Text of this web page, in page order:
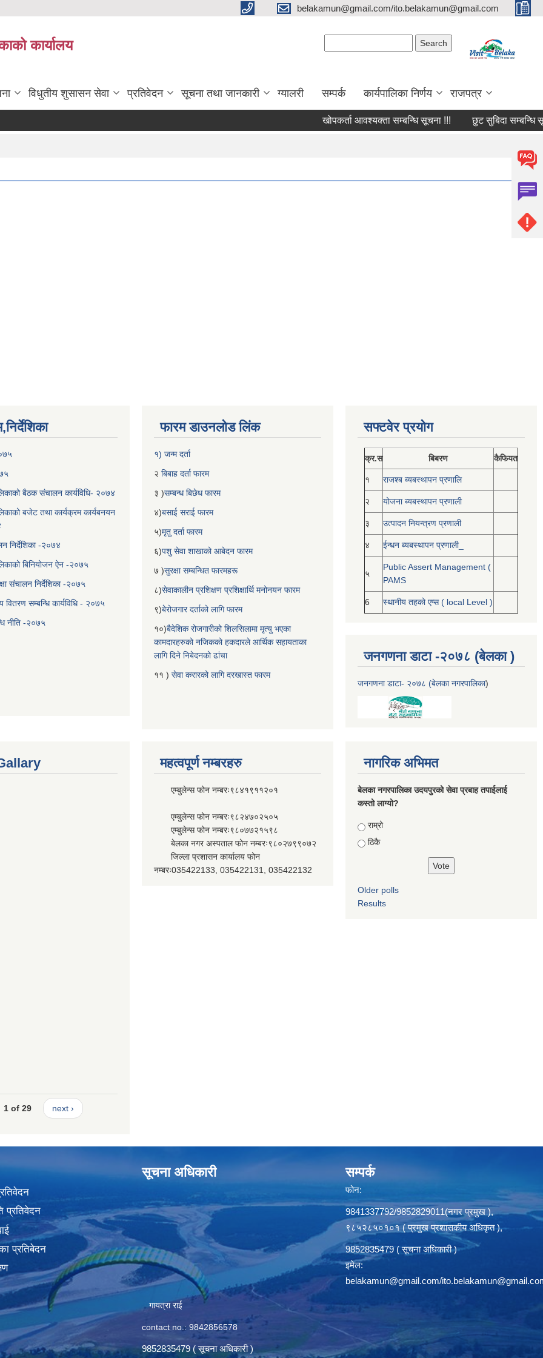
belakamun@gmail.com/ito.belakamun@gmail.com
कार्यालय
विधुतीय शुसासन सेवा प्रतिवेदन सूचना तथा जानकारी ग्यालरी सम्पर्क कार्यपालिका निर्णय राजपत्र
खोपकर्ता आवश्यक्ता सम्बन्धि सूचना !!! छुट सुबिदा सम्बन्धि सूचना,
बैठक संचालन कार्यविधि- २०७४
बजेट तथा कार्यक्रम कार्यबनयन
निर्देशिका -२०७४
बिनियोजन ऐन -२०७५
संचालन निर्देशिका -२०७५
वितरण सम्बन्धि कार्यविधि - २०७५
नीति -२०७५
फारम डाउनलोड लिंक
१) जन्म दर्ता
२ बिबाह दर्ता फारम
३ )सम्बन्ध बिछेध फारम
४)बसाई सराई फारम
५)मृतु दर्ता फारम
६)पशु सेवा शाखाको आबेदन फारम
७ )सुरक्षा सम्बन्धित फारमहरू
८)सेवाकालीन प्रशिक्षण प्रशिक्षार्थि मनोनयन फारम
९)बेरोजगार दर्ताको लागि फारम
१०)बैदेशिक रोजगारीको शिलसिलामा मृत्यु भएका
कामदारहरुको नजिकको हकदारले आर्थिक सहायताका
लागि दिने निबेदनको ढांचा
११ ) सेवा करारको लागि दरखास्त फारम
सफ्टवेर प्रयोग
क्र.स बिबरण कैफियत
१ राजश्ब ब्यबस्थापन प्रणालि
२ योजना ब्यबस्थापन प्रणाली
३ उत्पादन नियन्त्रण प्रणाली
४ ईन्धन ब्यबस्थापन प्रणाली_
५
Public Assert Management (
PAMS
6 स्थानीय तहको एप्स ( local Level )
जनगणना डाटा -२०७८ (बेलका )
जनगणना डाटा- २०७८ (बेलका नगरपालिका)
1 of 29 next ›
महत्वपूर्ण नम्बरहरु
एम्बुलेन्स फोन नम्बरः९८४१९११२०१
एम्बुलेन्स फोन नम्बरः९८२४७०२५०५
एम्बुलेन्स फोन नम्बरः९८०७७२१५९८
बेलका नगर अस्पताल फोन नम्बरः९८०२७९९०७२
जिल्ला प्रशासन कार्यालय फोन
नम्बरः035422133, 035422131, 035422132
नागरिक अभिमत
बेलका नगरपालिका उदयपुरको सेवा प्रबाह तपाईलाई
कस्तो लाग्यो?
Choices
राम्रो
ठिकै
Older polls
Results
प्रतिवेदन
प्रतिबेदन
सूचना अधिकारी
गायत्रा राई
contact no.: 9842856578
9852835479 ( सूचना अधिकारी )
सम्पर्क
फोन:
9841337792/9852829011(नगर प्रमुख ),
९८५२८५०१०१ ( प्रमुख प्रशासकीय अधिकृत ),
9852835479 ( सूचना अधिकारी )
इमेल:
belakamun@gmail.com/